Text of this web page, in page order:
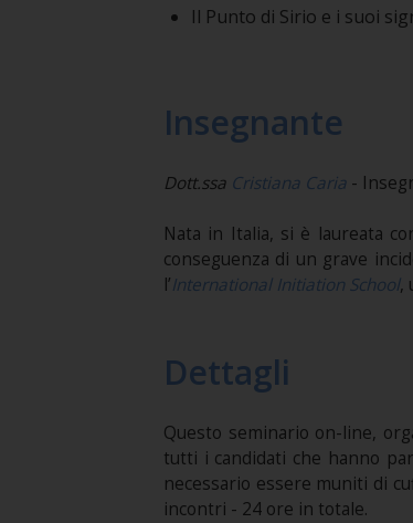
Il Punto di Sirio e i suoi
Insegnante
Dott.ssa Cristiana Caria -
Nata in Italia, si è laureata
conseguenza di un grave
l’International Initiation School,
Dettagli
Questo seminario on-line,
tutti i candidati che hanno
necessario essere muniti di
incontri - 24 ore in totale.